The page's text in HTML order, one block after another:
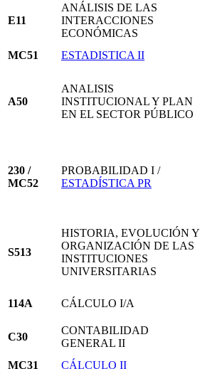
E11
ANÁLISIS DE LAS
INTERACCIONES
ECONÓMICAS
MC51 ESTADISTICA II
A50
ANALISIS
INSTITUCIONAL Y PLAN
EN EL SECTOR PÚBLICO
230 /
MC52
PROBABILIDAD I /
ESTADÍSTICA PR
S513
HISTORIA, EVOLUCIÓN Y
ORGANIZACIÓN DE LAS
INSTITUCIONES
UNIVERSITARIAS
114A CÁLCULO I/A
C30
CONTABILIDAD
GENERAL II
MC31 CÁLCULO II